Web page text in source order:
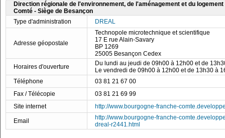
Direction régionale de l'environnement, de l'aménagement et du
Comté - Siège de Besançon
Type d'administration
DREAL
Adresse géopostale
Technopole microtechnique et scientifique
17 E rue Alain-Savary
BP 1269
25005 Besançon Cedex
Horaires d'ouverture
Du lundi au jeudi de 09h00 à 12h00 et de
Le vendredi de 09h00 à 12h00 et de 13h30 à
Téléphone
03 81 21 67 00
Fax / Télécopie
03 81 21 69 99
Site internet
http://www.bourgogne-franche-
Email
http://www.bourgogne-franche-
dreal-r2441.html